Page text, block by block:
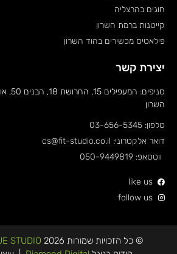
חוגים בהרצליה
קייטנות ברמת השרון
פילאטיס מכשירים בהוד השרון
יצירת קשר
השרון
טלפון: 03-656-5345
דואר אלקטרוני: cs@fit-studio.co.il
ווטסאפ: 050-9449819
like us
follow us
© כל הזכויות שמורות 2026 STUDIO